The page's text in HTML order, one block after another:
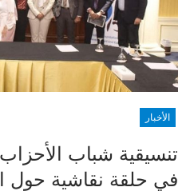
الأخبار
تنسيقية شباب
في حلقة نقاشية حول